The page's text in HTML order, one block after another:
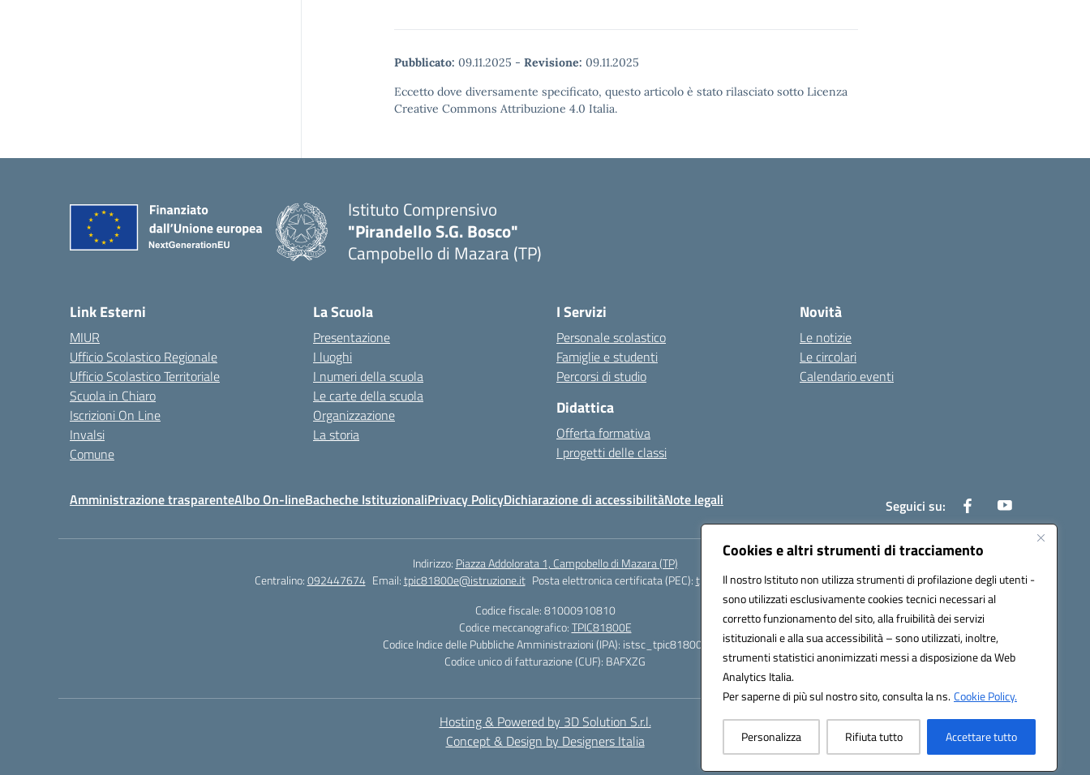
Cookies e altri strumenti di tracciamento
Il nostro Istituto non utilizza strumenti di profilazione degli utenti -
sono utilizzati esclusivamente cookies tecnici necessari al
corretto funzionamento del sito, alla fruibilità dei servizi
istituzionali e alla sua accessibilità – sono utilizzati, inoltre,
strumenti statistici anonimizzati messi a disposizione da Web
Analytics Italia.
Per saperne di più sul nostro sito, consulta la ns.Cookie Policy.
Personalizza Rifiuta tutto Accettare tutto
Pubblicato: 09.11.2025 - Revisione: 09.11.2025
Eccetto dove diversamente specificato, questo articolo è stato rilasciato sotto Licenza
Creative Commons Attribuzione 4.0 Italia.
Istituto Comprensivo
"Pirandello S.G. Bosco"
Campobello di Mazara (TP)
Link Esterni
MIUR
Ufficio Scolastico Regionale
Ufficio Scolastico Territoriale
Scuola in Chiaro
Iscrizioni On Line
Invalsi
Comune
La Scuola
Presentazione
I luoghi
I numeri della scuola
Le carte della scuola
Organizzazione
La storia
I Servizi
Personale scolastico
Famiglie e studenti
Percorsi di studio
Didattica
Offerta formativa
I progetti delle classi
Novità
Le notizie
Le circolari
Calendario eventi
Amministrazione trasparenteAlbo On-lineBacheche IstituzionaliPrivacy PolicyDichiarazione di accessibilitàNote legali Seguici su:
Indirizzo: Piazza Addolorata 1, Campobello di Mazara (TP)
Centralino:092447674 Email:tpic81800e@istruzione.it Posta elettronica certificata (PEC):tpic81800e@pec.istruzione.it
Codice fiscale: 81000910810
Codice meccanografico:TPIC81800E
Codice Indice delle Pubbliche Amministrazioni (IPA): istsc_tpic81800e
Codice unico di fatturazione (CUF): BAFXZG
Hosting & Powered by 3D Solution S.r.l.
Concept & Design by Designers Italia